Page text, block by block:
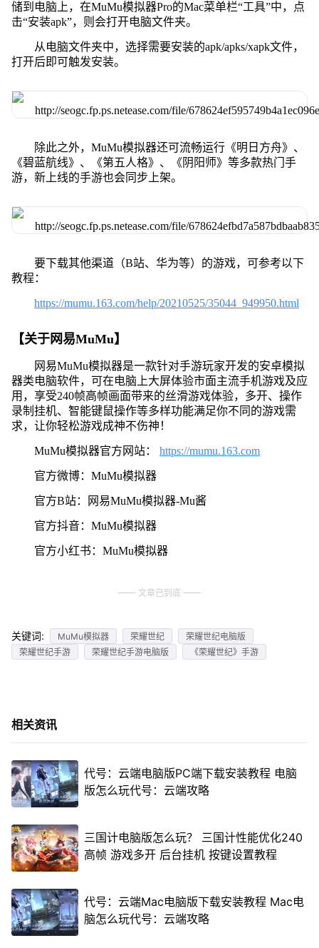
储到电脑上，在MuMu模拟器Pro的Mac菜单栏“工具”中，点
击“安装apk”，则会打开电脑文件夹。
从电脑文件夹中，选择需要安装的apk/apks/xapk文件，
打开后即可触发安装。
除此之外，MuMu模拟器还可流畅运行《明日方舟》、
《碧蓝航线》、《第五人格》、《阴阳师》等多款热门手
游，新上线的手游也会同步上架。
要下载其他渠道（B站、华为等）的游戏，可参考以下
教程：
https://mumu.163.com/help/20210525/35044_949950.html
【关于网易MuMu】
网易MuMu模拟器是一款针对手游玩家开发的安卓模拟
器类电脑软件，可在电脑上大屏体验市面主流手机游戏及应
用，享受240帧高帧画面带来的丝滑游戏体验，多开、操作
录制挂机、智能键鼠操作等多样功能满足你不同的游戏需
求，让你轻松游戏成神不伤神！
MuMu模拟器官方网站： https://mumu.163.com
官方微博：MuMu模拟器
官方B站：网易MuMu模拟器-Mu酱
官方抖音：MuMu模拟器
官方小红书：MuMu模拟器
文章已到底
关键词: MuMu模拟器 荣耀世纪
荣耀世纪电脑版
荣耀世纪手游
荣耀世纪手游电脑版 《荣耀世纪》手游
相关资讯
代号：云端电脑版PC端下载安装教程 电脑
版怎么玩代号：云端攻略
三国计电脑版怎么玩？ 三国计性能优化240
高帧 游戏多开 后台挂机 按键设置教程
代号：云端Mac电脑版下载安装教程 Mac电
脑怎么玩代号：云端攻略